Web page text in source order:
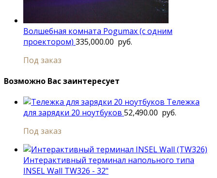
Волшебная комната Pogumax (с одним
проектором) 335,000.00 руб.
Под заказ
Возможно Вас заинтересует
Тележка
для зарядки 20 ноутбуков 52,490.00 руб.
Под заказ
Интерактивный терминал напольного типа
INSEL Wall TW326 - 32"